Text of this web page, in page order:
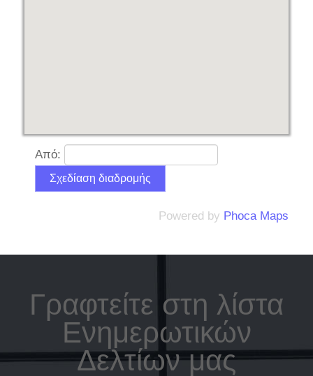
Από:
Powered by Phoca Maps
Γραφτείτε στη λίστα
Ενημερωτικών
Δελτίων μας